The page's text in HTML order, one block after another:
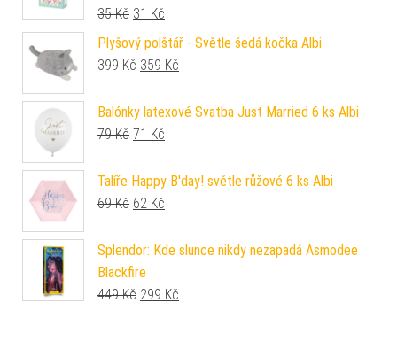
35Kč Původní cena byla: 35 Kč.
31 Kč
Plyšový polštář - Světle šedá kočka Albi
399Kč Původní cena byla: 399 Kč.
359 Kč
Balónky latexové Svatba Just Married 6 ks Albi
79Kč Původní cena byla: 79 Kč.
71 Kč
Talíře Happy B'day! světle růžové 6 ks Albi
69Kč Původní cena byla: 69 Kč.
62 Kč
Splendor: Kde slunce nikdy nezapadá Asmodee
Blackfire
449Kč Původní cena byla: 449 Kč.
299 Kč